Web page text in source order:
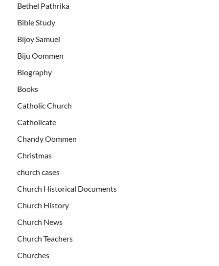
Bethel Pathrika
Bible Study
Bijoy Samuel
Biju Oommen
Biography
Books
Catholic Church
Catholicate
Chandy Oommen
Christmas
church cases
Church Historical Documents
Church History
Church News
Church Teachers
Churches